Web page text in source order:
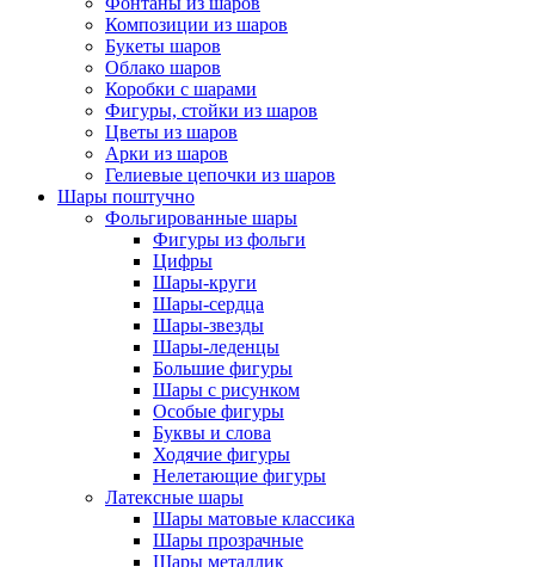
Композиции из шаров
Букеты шаров
Облако шаров
Коробки с шарами
Фигуры, стойки из шаров
Цветы из шаров
Арки из шаров
Гелиевые цепочки из шаров
Шары поштучно
Фольгированные шары
Фигуры из фольги
Цифры
Шары-круги
Шары-сердца
Шары-звезды
Шары-леденцы
Большие фигуры
Шары с рисунком
Особые фигуры
Буквы и слова
Ходячие фигуры
Нелетающие фигуры
Латексные шары
Шары матовые классика
Шары прозрачные
Шары металлик